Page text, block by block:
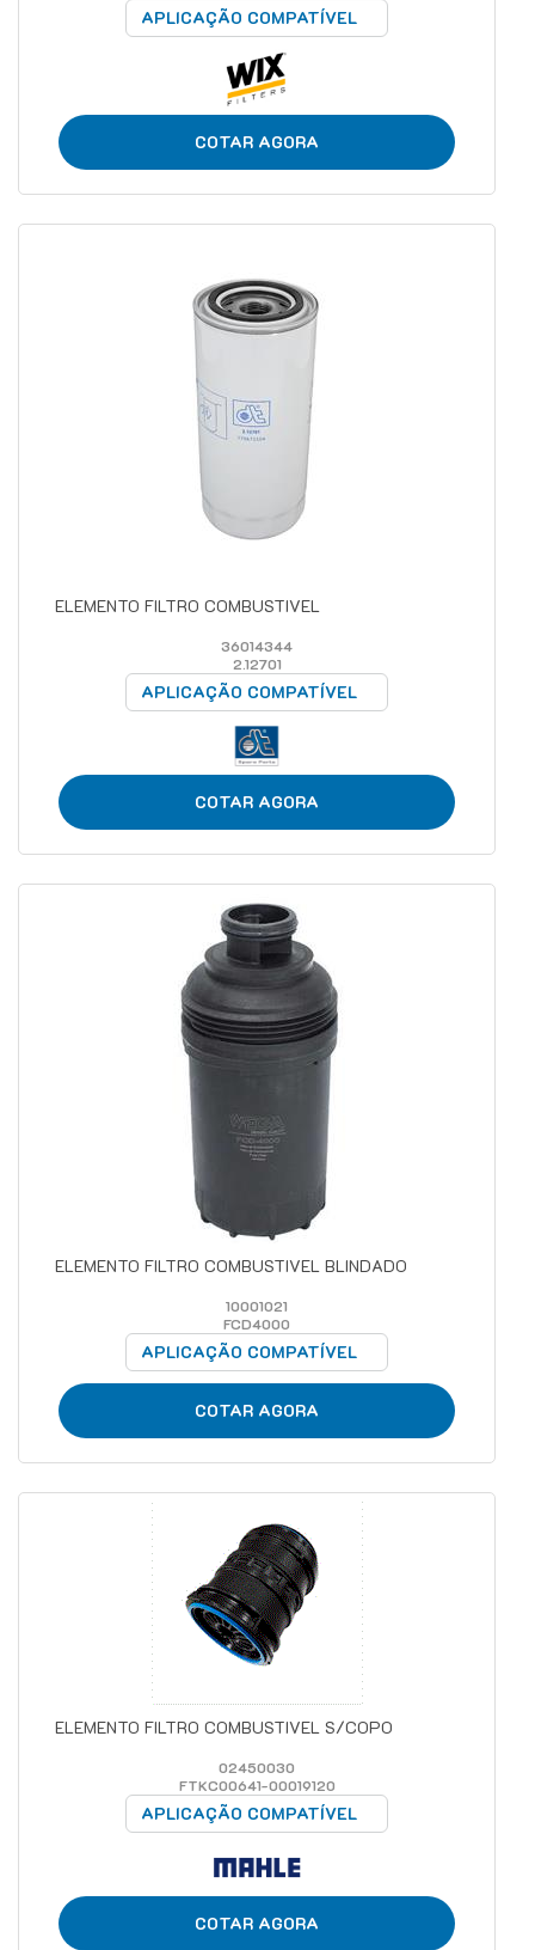
APLICAÇÃO COMPATÍVEL
COTAR AGORA
ELEMENTO FILTRO COMBUSTIVEL
36014344
2.12701
APLICAÇÃO COMPATÍVEL
COTAR AGORA
ELEMENTO FILTRO COMBUSTIVEL BLINDADO
10001021
FCD4000
APLICAÇÃO COMPATÍVEL
COTAR AGORA
ELEMENTO FILTRO COMBUSTIVEL S/COPO
02450030
FTKC00641-00019120
APLICAÇÃO COMPATÍVEL
COTAR AGORA